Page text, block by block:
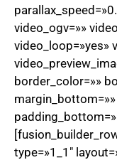
video_ogv=»»
video_loop=»yes»
border_color=»»
type=»1_1″